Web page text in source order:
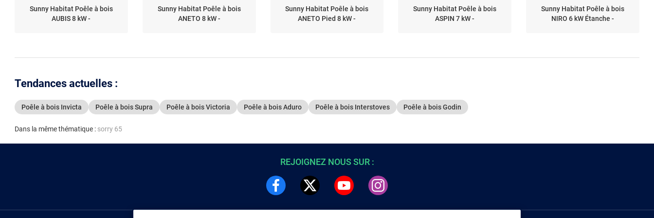
Sunny Habitat Poêle à bois
AUBIS 8 kW -
Sunny Habitat Poêle à bois
ANETO 8 kW -
Sunny Habitat Poêle à bois
ANETO Pied 8 kW -
Sunny Habitat Poêle à bois
ASPIN 7 kW -
Sunny Habitat Poêle à bois
NIRO 6 kW Étanche -
Tendances actuelles :
Poêle à bois Invicta Poêle à bois Supra Poêle à bois Victoria Poêle à bois Aduro Poêle à bois Interstoves Poêle à bois Godin
Dans la même thématique : sorry 65
REJOIGNEZ NOUS SUR :